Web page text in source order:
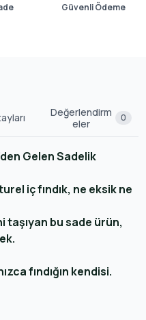
Güvenli Ödeme
Değerlendirm
eler
0
Gelen Sadelik
iç fındık, ne eksik ne
taşıyan bu sade ürün,
fındığın kendisi.